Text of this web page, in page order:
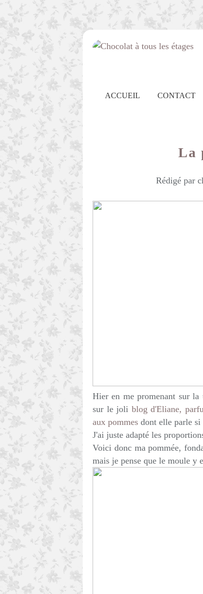
ACCUEIL CONTACT
La
Rédigé par
Hier en me promenant sur
sur le joli blog d'Eliane,
aux pommes dont elle parle si
J'ai juste adapté les
Voici donc ma pommée,
mais je pense que le moule y